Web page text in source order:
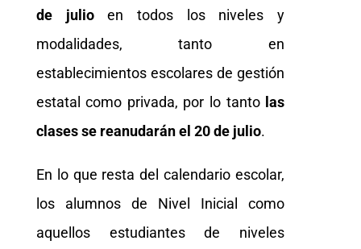
de julioen todos los niveles y
modalidades, tanto en
establecimientos escolares de gestión
estatal como privada, por lo tantolas
clases se reanudarán el 20 de julio.
En lo que resta del calendario escolar,
los alumnos de Nivel Inicial como
aquellos estudiantes de niveles